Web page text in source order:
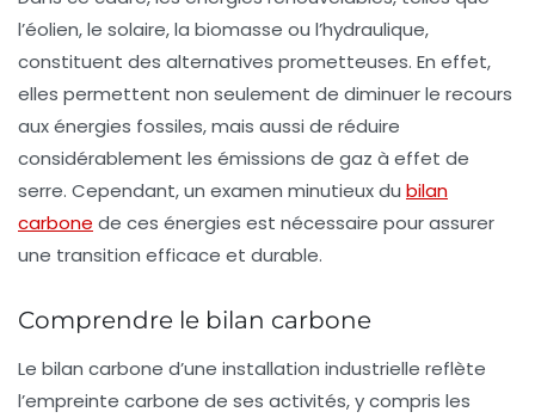
l’éolien, le solaire, la biomasse ou l’hydraulique,
constituent des alternatives prometteuses. En effet,
elles permettent non seulement de diminuer le recours
aux énergies fossiles, mais aussi de réduire
considérablement les émissions de gaz à effet de
serre. Cependant, un examen minutieux du bilan
carbone de ces énergies est nécessaire pour assurer
une transition efficace et durable.
Comprendre le bilan carbone
Le bilan carbone d’une installation industrielle reflète
l’empreinte carbone de ses activités, y compris les